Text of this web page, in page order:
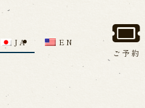
JA EN
ご予約